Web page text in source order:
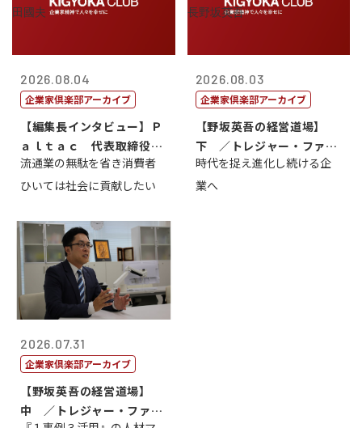
2026.08.04
企業家倶楽部アーカイブ
【編集長インタビュー】Ｐ
ａｌｔａｃ 代表取締役会
長三木田國夫
流通業の無駄を省き消費者
ひいては社会に貢献したい
2026.08.03
企業家倶楽部アーカイブ
【野坂英吾の経営道場】
下 ／トレジャー・ファク
トリー社長野坂...
時代を捉え進化し続ける企
業へ
2026.07.31
企業家倶楽部アーカイブ
【野坂英吾の経営道場】
中 ／トレジャー・ファク